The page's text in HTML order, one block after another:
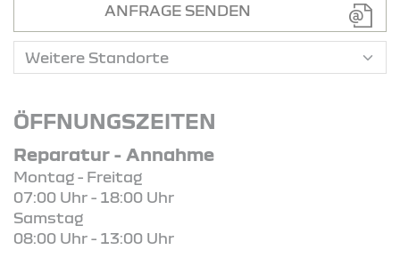
ANFRAGE SENDEN
ÖFFNUNGSZEITEN
Reparatur - Annahme
Montag - Freitag
07:00 Uhr - 18:00 Uhr
Samstag
08:00 Uhr - 13:00 Uhr